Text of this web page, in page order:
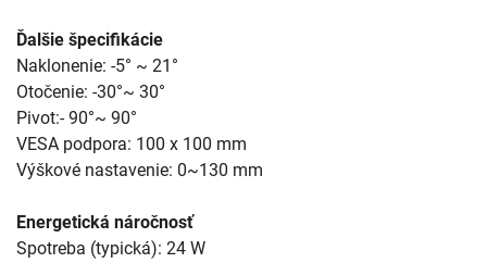
Ďalšie špecifikácie
Naklonenie: -5° ~ 21°
Otočenie: -30°~ 30°
Pivot:- 90°~ 90°
VESA podpora: 100 x 100 mm
Výškové nastavenie: 0~130 mm
Energetická náročnosť
Spotreba (typická): 24 W